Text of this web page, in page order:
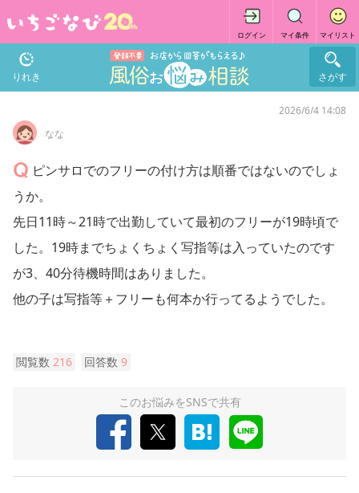
ログイン マイ条件 マイリスト
りれき さがす
なな
2026/6/4 14:08
ピンサロでのフリーの付け方は順番ではないのでしょ
うか。
先日11時～21時で出勤していて最初のフリーが19時頃で
した。19時までちょくちょく写指等は入っていたのです
が3、40分待機時間はありました。
他の子は写指等＋フリーも何本か行ってるようでした。
閲覧数 216 回答数 9
このお悩みをSNSで共有